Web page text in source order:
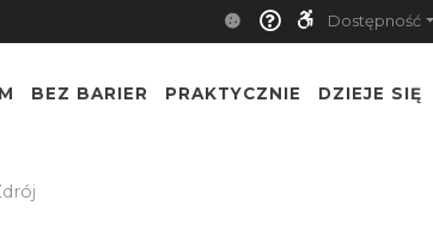
Dostępność
BEZ BARIER PRAKTYCZNIE DZIEJE SIĘ